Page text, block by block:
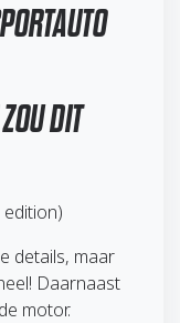
DIT
details, maar
Daarnaast
motor.